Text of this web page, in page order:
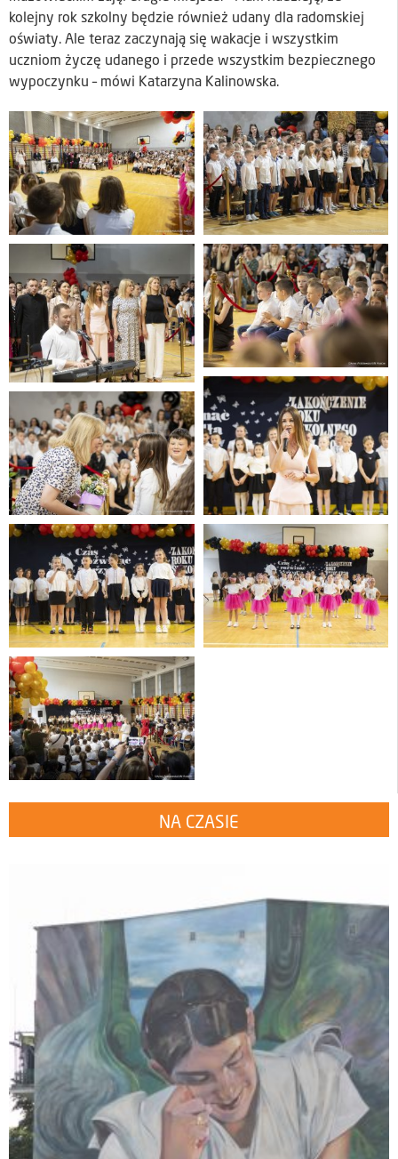
kolejny rok szkolny będzie również udany dla radomskiej
oświaty. Ale teraz zaczynają się wakacje i wszystkim
uczniom życzę udanego i przede wszystkim bezpiecznego
wypoczynku – mówi Katarzyna Kalinowska.
NA CZASIE